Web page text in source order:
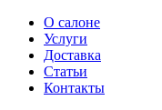
Перейти
основному
содержанию
Основная
навигация
О салоне
Услуги
Доставка
Статьи
Контакты